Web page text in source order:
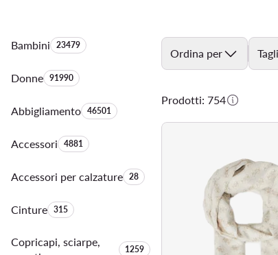
BambiniQuantità di prodotti:
23479
DonneQuantità di prodotti:
91990
AbbigliamentoQuantità di prodotti:
46501
AccessoriQuantità di prodotti:
4881
Accessori per calzatureQuantità di prodotti:
28
CintureQuantità di prodotti:
315
Copricapi, sciarpe,
Quantità di prodotti:
1259
Ordina per
Prodotti: 754